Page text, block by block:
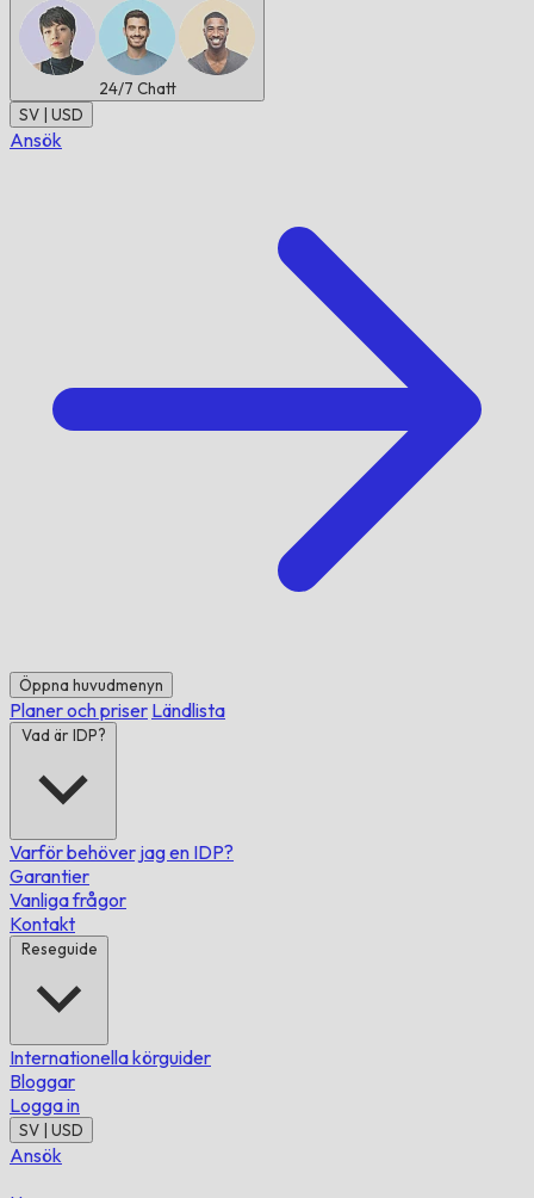
24/7 Chatt
SV | USD
Ansök
Öppna huvudmenyn
Planer och priser Ländlista
Vad är IDP?
Varför behöver jag en IDP?
Garantier
Vanliga frågor
Kontakt
Reseguide
Internationella körguider
Bloggar
Logga in
SV | USD
Ansök